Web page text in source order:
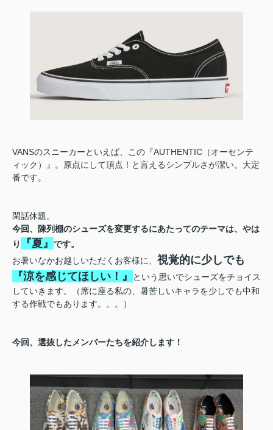
VANSのスニーカーといえば、この『AUTHENTIC（オーセンテ
ィック）』。原点にして頂点！と言えるシンプルさが潔い。大定
番です。
閑話休題。
今回、陳列棚のシューズを変更するにあたってのテーマは、やは
り
『夏』
です。
お暑いなかお越しいただくお客様に、 視覚的に少しでも
『涼を感じてほしい！』
という思いでシューズをチョイス
していきます。（席に座る私の、暑苦しいキャラを少しでも中和
する作戦でもあります。。。）
今回、選抜したメンバーたちを紹介します！